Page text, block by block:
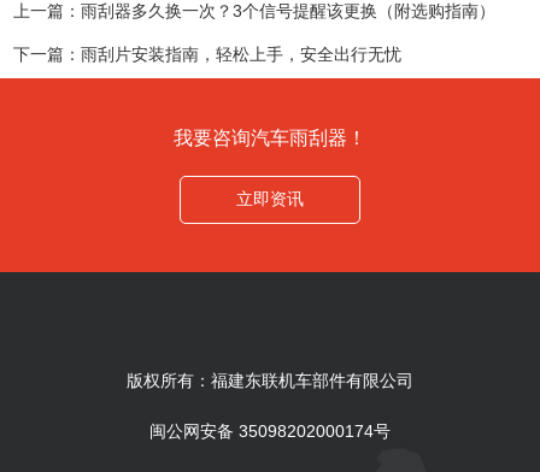
上一篇： 雨刮器多久换一次？3个信号提醒该更换（附选购指南）
下一篇： 雨刮片安装指南，轻松上手，安全出行无忧
我要咨询汽车雨刮器！
立即资讯
版权所有：福建东联机车部件有限公司
闽公网安备 35098202000174号